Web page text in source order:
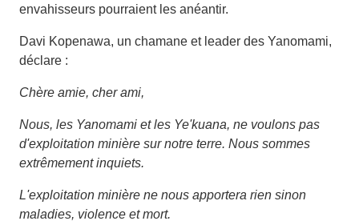
envahisseurs pourraient les anéantir.
Davi Kopenawa, un chamane et leader des Yanomami,
déclare :
Chère amie, cher ami,
Nous, les Yanomami et les Ye'kuana, ne voulons pas
d'exploitation minière sur notre terre. Nous sommes
extrêmement inquiets.
L'exploitation minière ne nous apportera rien sinon
maladies, violence et mort.